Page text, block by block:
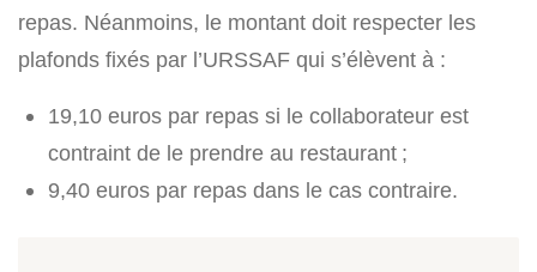
repas. Néanmoins, le montant doit respecter les
plafonds fixés par l’URSSAF qui s’élèvent à :
19,10 euros par repas si le collaborateur est
contraint de le prendre au restaurant ;
9,40 euros par repas dans le cas contraire.